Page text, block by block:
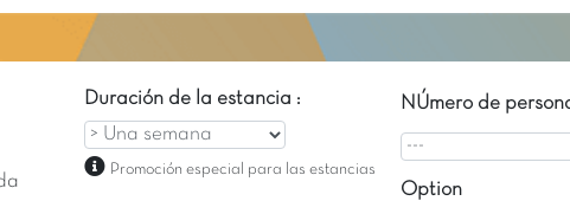
Duración de la estancia :
Promoción especial para las estancias
NÚmero de
Option